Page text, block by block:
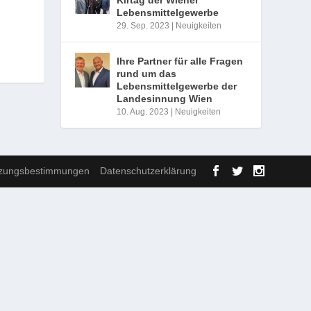
Lebensmittelgewerbe
29. Sep. 2023 Neuigkeiten
Ihre Partner für alle Fragen
rund um das
Lebensmittelgewerbe der
Landesinnung Wien
10. Aug. 2023 Neuigkeiten
Datenschutzerklärung